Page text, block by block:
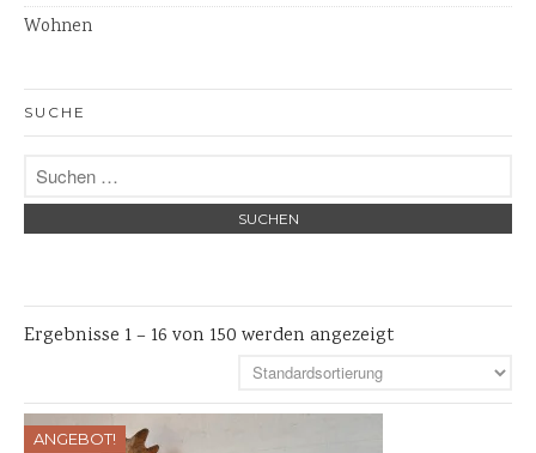
Bänke
Steinlaternen
Pflanzschalen
Steinschalen
Versteinertes Holz
Wohnen
SUCHE
Ergebnisse 1 – 16 von 150 werden angezeigt
ANGEBOT!